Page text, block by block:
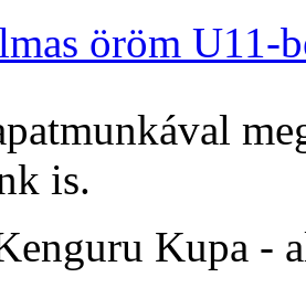
öröm U11-
is.
Kupa -